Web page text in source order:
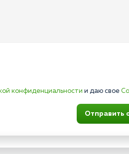
конфиденциальности и даю свое
Отправить